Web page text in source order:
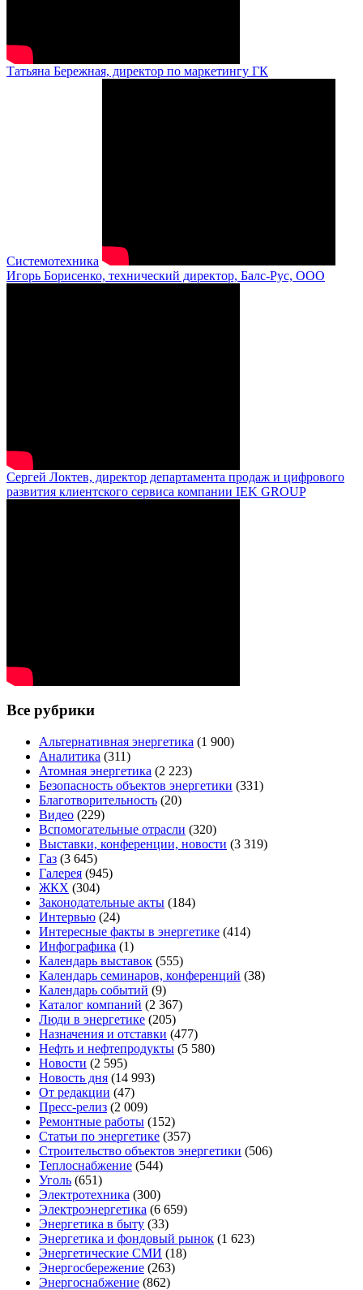
Татьяна Бережная, директор по маркетингу ГК
Системотехника
Игорь Борисенко, технический директор, Балс-Рус, ООО
Сергей Локтев, директор департамента продаж и цифрового
развития клиентского сервиса компании IEK GROUP
Все рубрики
Альтернативная энергетика (1 900)
Аналитика (311)
Атомная энергетика (2 223)
Безопасность объектов энергетики (331)
Благотворительность (20)
Видео (229)
Вспомогательные отрасли (320)
Выставки, конференции, новости (3 319)
Газ (3 645)
Галерея (945)
ЖКХ (304)
Законодательные акты (184)
Интервью (24)
Интересные факты в энергетике (414)
Инфографика (1)
Календарь выставок (555)
Календарь семинаров, конференций (38)
Календарь событий (9)
Каталог компаний (2 367)
Люди в энергетике (205)
Назначения и отставки (477)
Нефть и нефтепродукты (5 580)
Новости (2 595)
Новость дня (14 993)
От редакции (47)
Пресс-релиз (2 009)
Ремонтные работы (152)
Статьи по энергетике (357)
Строительство объектов энергетики (506)
Теплоснабжение (544)
Уголь (651)
Электротехника (300)
Электроэнергетика (6 659)
Энергетика в быту (33)
Энергетика и фондовый рынок (1 623)
Энергетические СМИ (18)
Энергосбережение (263)
Энергоснабжение (862)